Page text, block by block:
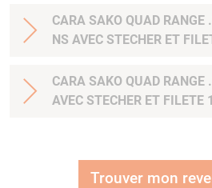
CARA SAKO QUAD
NS AVEC STECHER ET
CARA SAKO QUAD
AVEC STECHER ET FILETE
Trouver mon